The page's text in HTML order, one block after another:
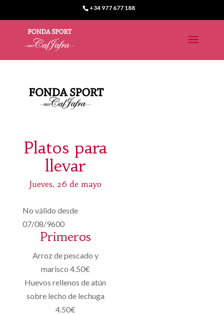
+34 977 677 188
Platos para
llevar
Jueves, 26 de mayo
No válido desde
07/08/9600
Primeros
Arroz de pescado y
marisco 4.50€
Huevos rellenos de atún
sobre lecho de lechuga
4.50€